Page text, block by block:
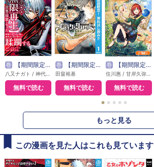
巻 【期間限定無料】外れスキル【無限再生】が覚醒して世界最強になった ～最強の力を手にした俺は、敵対するその全てを蹂躙する～
無料で読む
巻 【期間限定 無料お試し版】ブラッククローバー
田畠裕基
無料で読む
巻 【期間限定無料】魔導具師ダリヤはうつむかない ～Dahliya Wilts No More～【分冊版】
無料で読む
● ● ● ● ●
もっと見る
この漫画を見た人はこれも見ています